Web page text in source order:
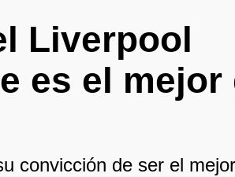
Liverpool
es el mejor
convicción de ser el mejor